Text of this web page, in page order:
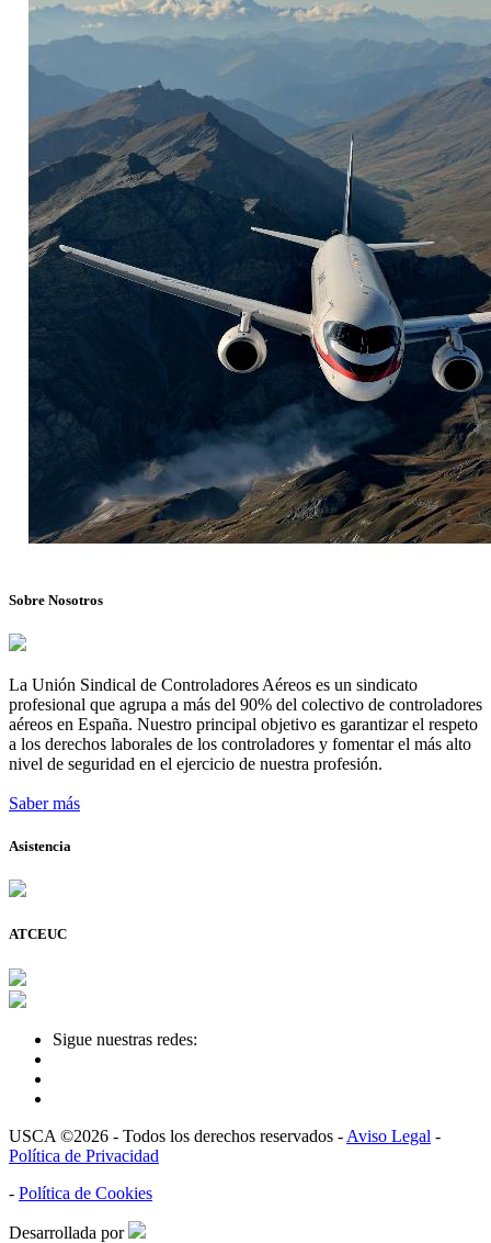
Sobre Nosotros
La Unión Sindical de Controladores Aéreos es un sindicato
profesional que agrupa a más del 90% del colectivo de controladores
aéreos en España. Nuestro principal objetivo es garantizar el respeto
a los derechos laborales de los controladores y fomentar el más alto
nivel de seguridad en el ejercicio de nuestra profesión.
Saber más
Asistencia
ATCEUC
Sigue nuestras redes:
USCA ©2026 - Todos los derechos reservados - Aviso Legal -
Política de Privacidad
- Política de Cookies
Desarrollada por